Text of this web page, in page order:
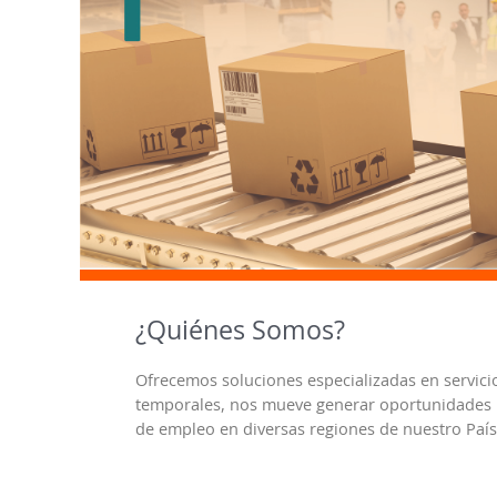
¿Quiénes Somos?
Ofrecemos soluciones especializadas en
temporales, nos mueve generar oportunidades
de empleo en diversas regiones de nuestro